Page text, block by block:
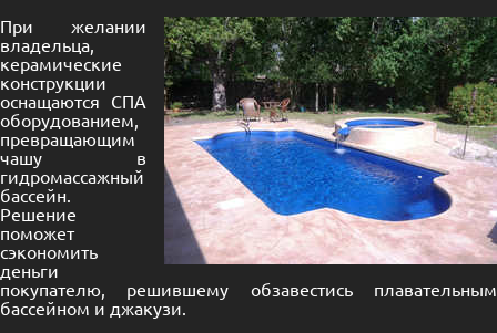
При желании
владельца,
керамические
конструкции
оснащаются СПА
оборудованием,
превращающим
чашу в
гидромассажный
бассейн.
Решение
поможет
сэкономить
деньги
покупателю, решившему обзавестись плавательным
бассейном и джакузи.